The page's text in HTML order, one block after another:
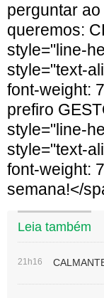
perguntar
queremos:
style="line-
style="text-
font-weight:
prefiro
style="line-
style="text-
font-weight:
semana!</
Leia também
21h16